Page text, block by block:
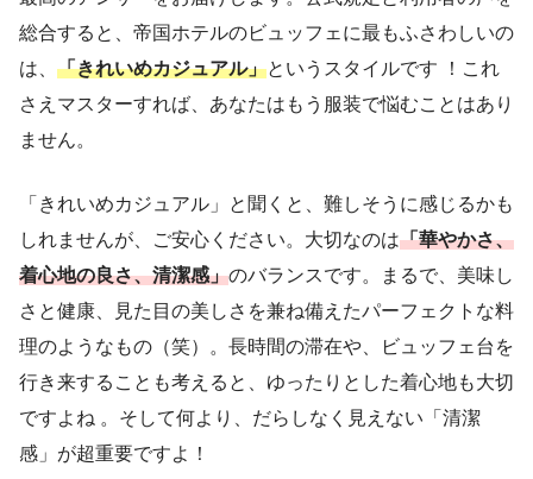
総合すると、帝国ホテルのビュッフェに最もふさわしいの
は、 「きれいめカジュアル」というスタイルです ！これ
さえマスターすれば、あなたはもう服装で悩むことはあり
ません。
「きれいめカジュアル」と聞くと、難しそうに感じるかも
しれませんが、ご安心ください。大切なのは「華やかさ、
着心地の良さ、清潔感」のバランスです。まるで、美味し
さと健康、見た目の美しさを兼ね備えたパーフェクトな料
理のようなもの（笑）。長時間の滞在や、ビュッフェ台を
行き来することも考えると、ゆったりとした着心地も大切
ですよね 。そして何より、だらしなく見えない「清潔
感」が超重要ですよ！